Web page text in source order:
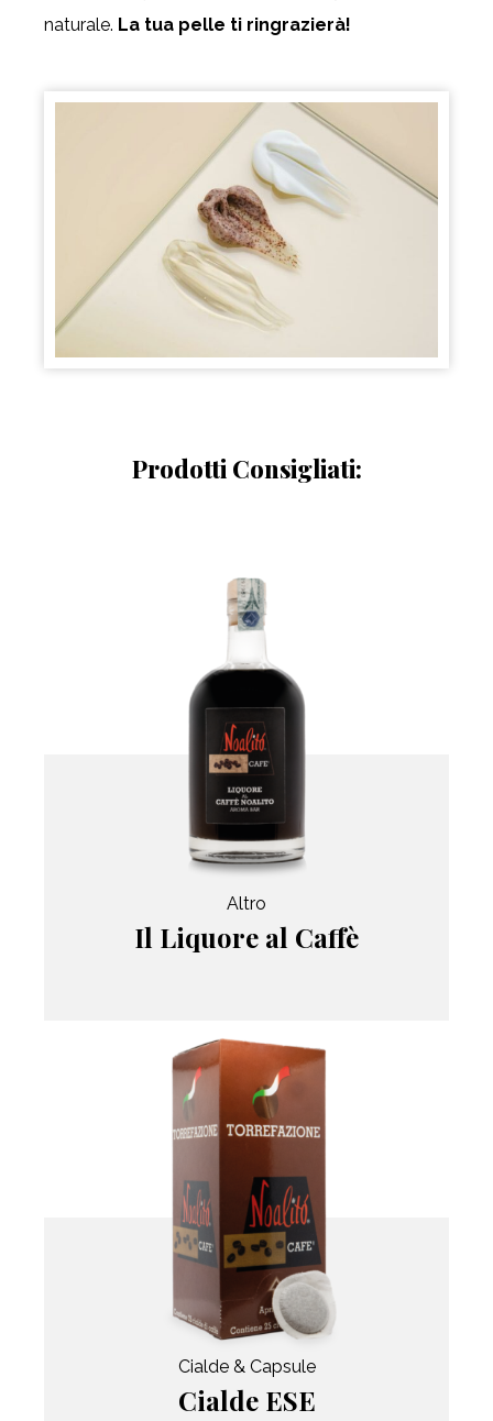
naturale. La tua pelle ti ringrazierà!
Prodotti Consigliati:
Altro
Il Liquore al Caffè
Cialde & Capsule
Cialde ESE